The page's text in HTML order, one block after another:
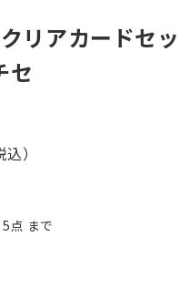
アカードセ
セ
点 まで